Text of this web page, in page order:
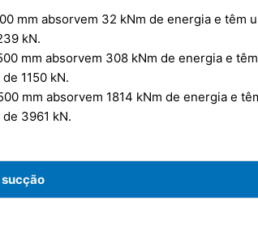
mm absorvem 32 kNm de energia e têm
kN.
mm absorvem 308 kNm de energia e
1150 kN.
mm absorvem 1814 kNm de energia e
3961 kN.